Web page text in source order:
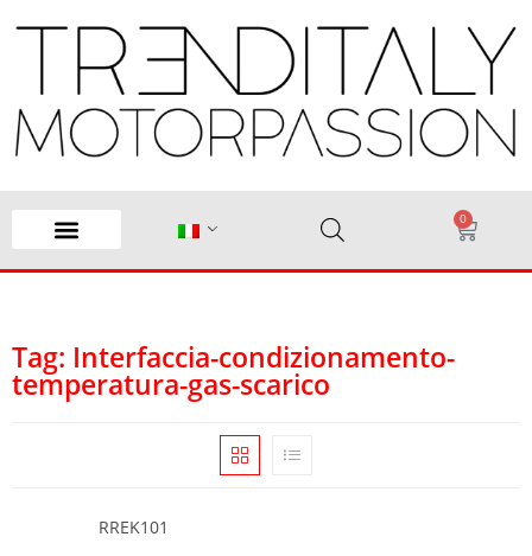
0
Tag: Interfaccia-condizionamento-
temperatura-gas-scarico
RREK101